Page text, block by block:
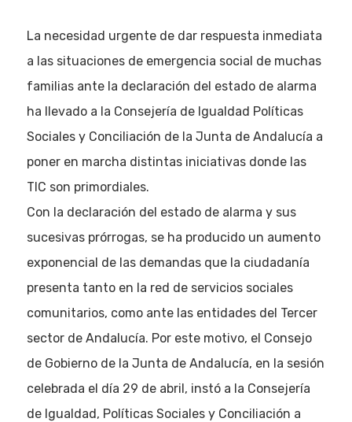
La necesidad urgente de dar respuesta inmediata
a las situaciones de emergencia social de muchas
familias ante la declaración del estado de alarma
ha llevado a la Consejería de Igualdad Políticas
Sociales y Conciliación de la Junta de Andalucía a
poner en marcha distintas iniciativas donde las
TIC son primordiales.
Con la declaración del estado de alarma y sus
sucesivas prórrogas, se ha producido un aumento
exponencial de las demandas que la ciudadanía
presenta tanto en la red de servicios sociales
comunitarios, como ante las entidades del Tercer
sector de Andalucía. Por este motivo, el Consejo
de Gobierno de la Junta de Andalucía, en la sesión
celebrada el día 29 de abril, instó a la Consejería
de Igualdad, Políticas Sociales y Conciliación a